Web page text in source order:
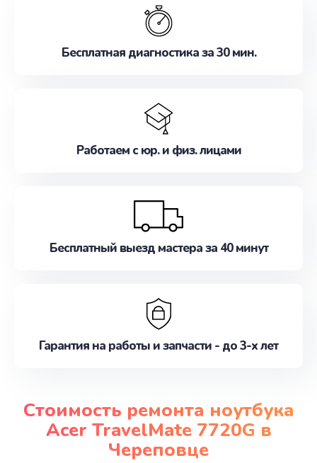
наилучшим образом. Не медлите записаться на
Бесплатная диагностика за 30 мин.
Работаем с юр. и физ. лицами
Бесплатный выезд мастера за 40 минут
Гарантия на работы и запчасти - до 3-х лет
Стоимость ремонта ноутбука
Acer TravelMate 7720G в
Череповце